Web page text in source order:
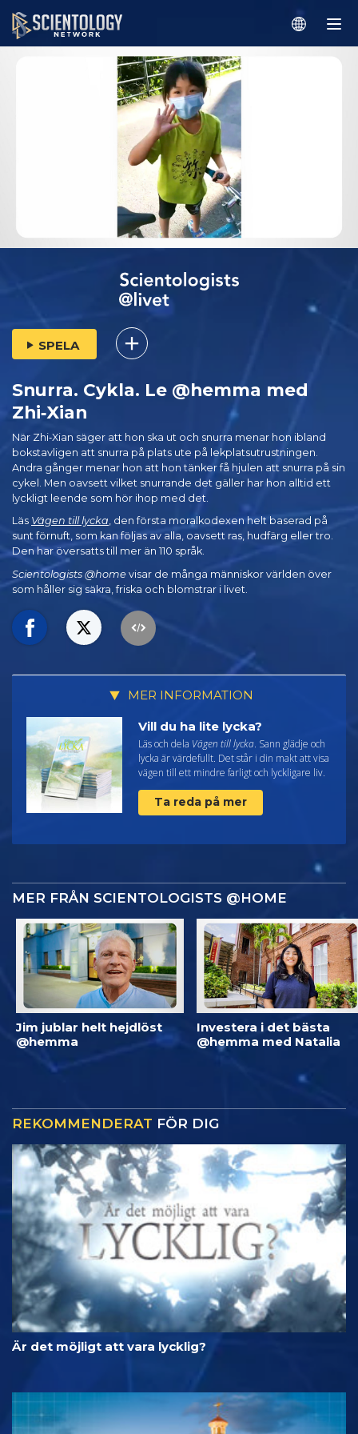
SPELA
Snurra. Cykla. Le @hemma med
Zhi‑Xian
När Zhi‑Xian säger att hon ska ut och snurra menar hon ibland
bokstavligen att snurra på plats ute på lekplatsutrustningen.
Andra gånger menar hon att hon tänker få hjulen att snurra på sin
cykel. Men oavsett vilket snurrande det gäller har hon alltid ett
lyckligt leende som hör ihop med det.
Läs Vägen till lycka, den första moralkodexen helt baserad på
sunt förnuft, som kan följas av alla, oavsett ras, hudfärg eller tro.
Den har översatts till mer än 110 språk.
Scientologists @home visar de många människor världen över
som håller sig säkra, friska och blomstrar i livet.
MER INFORMATION
Vill du ha lite lycka?
Läs och dela Vägen till lycka. Sann glädje och
lycka är värdefullt. Det står i din makt att visa
vägen till ett mindre farligt och lyckligare liv.
Ta reda på mer
MER FRÅN SCIENTOLOGISTS @HOME
Jim jublar helt hejdlöst
@hemma
Investera i det bästa
@hemma med Natalia
REKOMMENDERAT FÖR DIG
Är det möjligt att vara lycklig?